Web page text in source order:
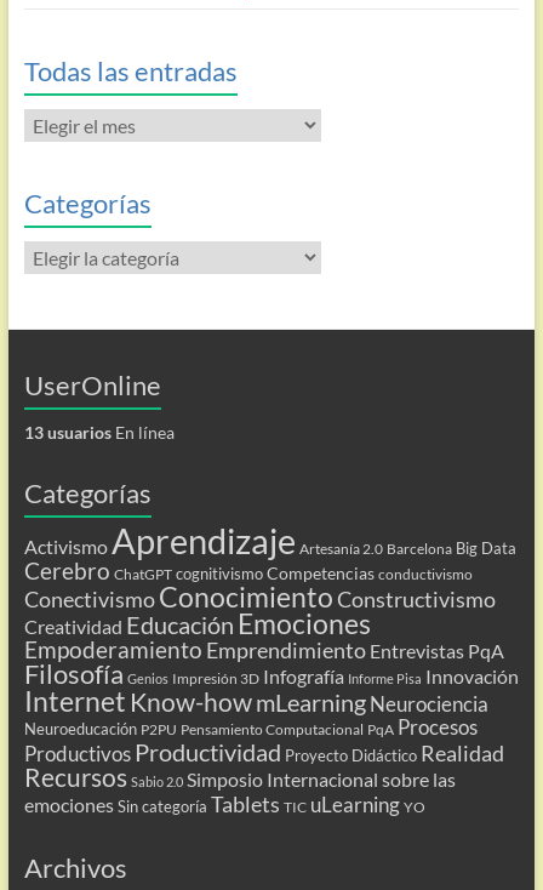
Todas las entradas
Todas
las
Categorías
Categorías
UserOnline
13 usuariosEn línea
Categorías
Activismo Aprendizaje Artesanía 2.0 Barcelona Big Data
Cerebro ChatGPT cognitivismo Competencias conductivismo
ConectivismoConocimientoConstructivismo
Creatividad Educación Emociones
Empoderamiento Emprendimiento Entrevistas PqA
Filosofía Genios Impresión 3D Infografía Informe Pisa Innovación
Internet Know-howmLearning Neurociencia
Neuroeducación P2PU Pensamiento Computacional PqA Procesos
Productivos Productividad Proyecto Didáctico Realidad
Recursos Sabio 2.0 Simposio Internacional sobre las
emociones Sin categoría Tablets TIC uLearning YO
Archivos